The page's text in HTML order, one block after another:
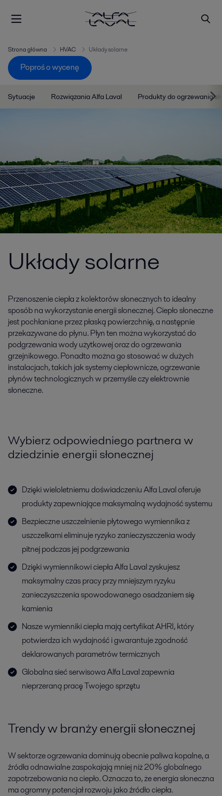
Strona główna HVAC Układy solarne
Poproś o wycenę
Sytuacje Rozwiązania Alfa Laval Produkty do ogrzewania
Układy solarne
Przenoszenie ciepła z kolektorów słonecznych to idealny
sposób na wykorzystanie energii słonecznej. Ciepło słoneczne
jest pochłaniane przez płaską powierzchnię, a następnie
przekazywane do płynu. Płyn ten można wykorzystać do
podgrzewania wody użytkowej oraz do ogrzewania
grzejnikowego. Ponadto można go stosować w dużych
instalacjach, takich jak systemy ciepłownicze, ogrzewanie
płynów technologicznych w przemyśle czy elektrownie
słoneczne.
Wybierz odpowiedniego partnera w
dziedzinie energii słonecznej
Dzięki wieloletniemu doświadczeniu Alfa Laval oferuje
produkty zapewniające maksymalną wydajność systemu
Bezpieczne uszczelnienie płytowego wymiennika z
uszczelkami eliminuje ryzyko zanieczyszczenia wody
pitnej podczas jej podgrzewania
Dzięki wymiennikowi ciepła Alfa Laval zyskujesz
maksymalny czas pracy przy mniejszym ryzyku
zanieczyszczenia spowodowanego osadzaniem się
kamienia
Nasze wymienniki ciepła mają certyfikat AHRI, który
potwierdza ich wydajność i gwarantuje zgodność
deklarowanych parametrów termicznych
Globalna sieć serwisowa Alfa Laval zapewnia
nieprzeraną pracę Twojego sprzętu
Trendy w branży energii słonecznej
W sektorze ogrzewania dominują obecnie paliwa kopalne, a
źródła odnawialne zaspokajają mniej niż 20% globalnego
zapotrzebowania na ciepło. Oznacza to, że energia słoneczna
ma ogromny potencjał rozwoju jako źródło ciepła.